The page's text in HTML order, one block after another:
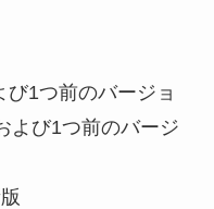
1つ前のバージョ
よび1つ前のバージ